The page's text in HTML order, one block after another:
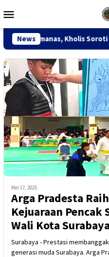
ke
Mobile
News
Soroti Gugatan Fiktif
Mei 17, 2025
Arga Pradesta
Kejuaraan Pencak
Wali Kota
Surabaya - Prestasi
generasi muda Surabaya. Arga